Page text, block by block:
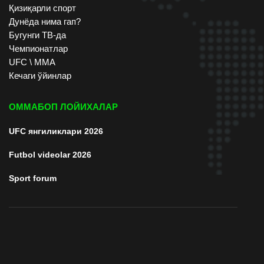
Қизиқарли спорт
Дунёда нима гап?
Бугунги ТВ-да
Чемпионатлар
UFC \ ММА
Кечаги ўйинлар
ОММАБОП ЛОЙИХАЛАР
UFC янгиликлари 2026
Futbol videolar 2026
Sport forum